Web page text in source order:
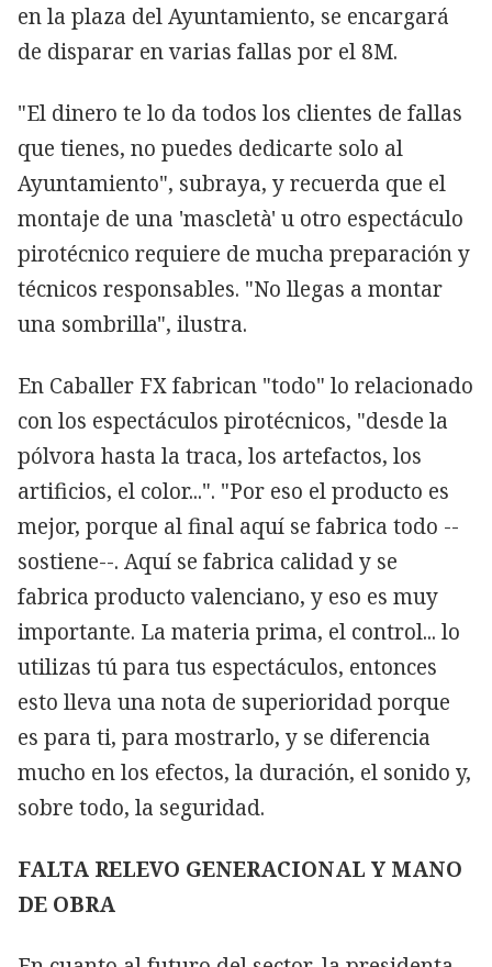
en la plaza del Ayuntamiento, se encargará
de disparar en varias fallas por el 8M.
"El dinero te lo da todos los clientes de fallas
que tienes, no puedes dedicarte solo al
Ayuntamiento", subraya, y recuerda que el
montaje de una 'mascletà' u otro espectáculo
pirotécnico requiere de mucha preparación y
técnicos responsables. "No llegas a montar
una sombrilla", ilustra.
En Caballer FX fabrican "todo" lo relacionado
con los espectáculos pirotécnicos, "desde la
pólvora hasta la traca, los artefactos, los
artificios, el color...". "Por eso el producto es
mejor, porque al final aquí se fabrica todo --
sostiene--. Aquí se fabrica calidad y se
fabrica producto valenciano, y eso es muy
importante. La materia prima, el control... lo
utilizas tú para tus espectáculos, entonces
esto lleva una nota de superioridad porque
es para ti, para mostrarlo, y se diferencia
mucho en los efectos, la duración, el sonido y,
sobre todo, la seguridad.
FALTA RELEVO GENERACIONAL Y MANO
DE OBRA